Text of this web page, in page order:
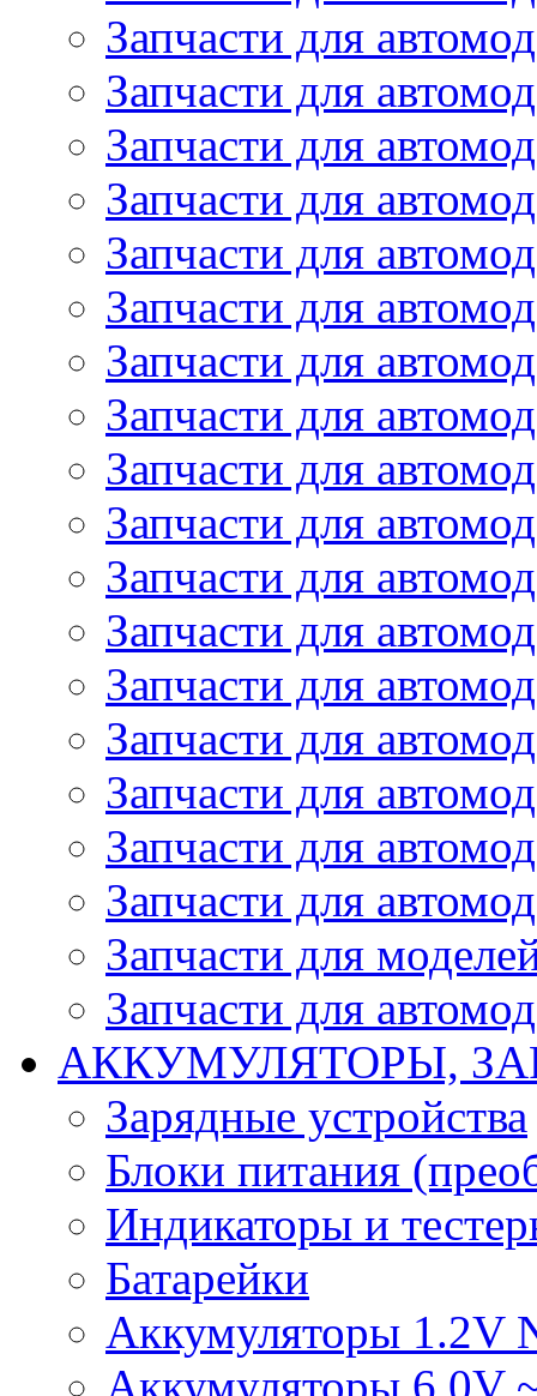
Запчасти для
Запчасти для
Запчасти для
Запчасти для
Запчасти для
Запчасти для
Запчасти для
Запчасти для
Запчасти для
Запчасти для
Запчасти для
Запчасти для
Запчасти для
Запчасти для
Запчасти для
Запчасти для
Запчасти для
Запчасти для
Запчасти для
АККУМУЛЯТОРЫ,
Зарядные устройства
Блоки питания
Индикаторы и
Батарейки
Аккумуляторы 1.2V